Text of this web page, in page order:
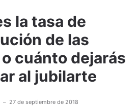
la tasa de
de las
cuánto dejarás
al jubilarte
27 de septiembre de 2018